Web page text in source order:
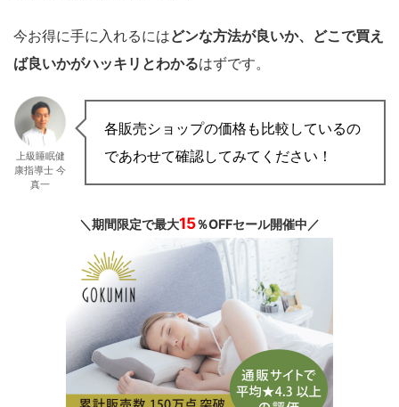
今お得に手に入れるにはどンな方法が良いか、どこで買え
ば良いかがハッキリとわかるはずです。
上級睡眠健
康指導士 今
真一
各販売ショップの価格も比較しているの
であわせて確認してみてください！
＼期間限定で最大15％OFFセール開催中／